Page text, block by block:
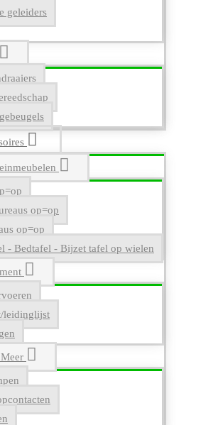
geleiders
op=op
op=op
- Bedtafel - Bijzet tafel op wielen
leidinglijst